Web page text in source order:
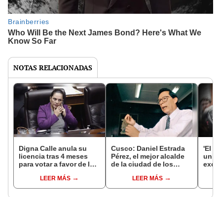
NOTAS RELACIONADAS
Digna Calle anula su
licencia tras 4 meses
para votar a favor de la
LEER MÁS
Cusco: Daniel Estrada
Pérez, el mejor alcalde
de la ciudad de los
LEER MÁS
'El